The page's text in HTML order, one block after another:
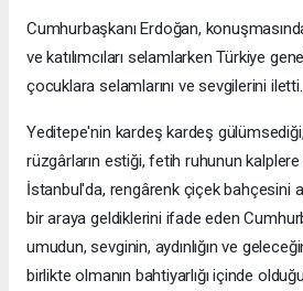
Cumhurbaşkanı Erdoğan,
ve katılımcıları selamlarken Türkiye
çocuklara selamlarını ve sevgilerini iletti.
Yeditepe'nin kardeş kardeş
rüzgârların estiği, fetih ruhunun
İstanbul'da, rengârenk çiçek bahçesini
bir araya geldiklerini ifade eden
umudun, sevginin, aydınlığın ve
birlikte olmanın bahtiyarlığı içinde